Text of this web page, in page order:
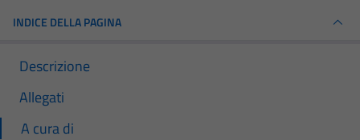
INDICE DELLA PAGINA
Descrizione
Allegati
A cura di